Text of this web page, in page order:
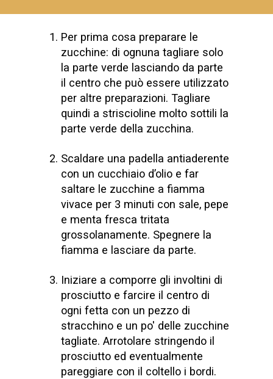
Per prima cosa preparare le
zucchine: di ognuna tagliare solo
la parte verde lasciando da parte
il centro che può essere utilizzato
per altre preparazioni. Tagliare
quindi a striscioline molto sottili la
parte verde della zucchina.
Scaldare una padella antiaderente
con un cucchiaio d’olio e far
saltare le zucchine a fiamma
vivace per 3 minuti con sale, pepe
e menta fresca tritata
grossolanamente. Spegnere la
fiamma e lasciare da parte.
Iniziare a comporre gli involtini di
prosciutto e farcire il centro di
ogni fetta con un pezzo di
stracchino e un po' delle zucchine
tagliate. Arrotolare stringendo il
prosciutto ed eventualmente
pareggiare con il coltello i bordi.